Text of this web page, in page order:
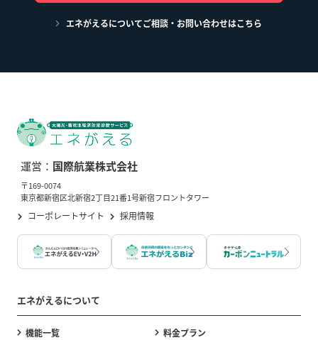
エネがえるについてご相談・お問い合わせはこちら
運営： 国際航業株式会社
〒169-0074
東京都新宿区北新宿2丁目21番1号新宿フロントタワー
コーポレートサイト 採用情報
エネがえるについて
機能一覧
料金プラン